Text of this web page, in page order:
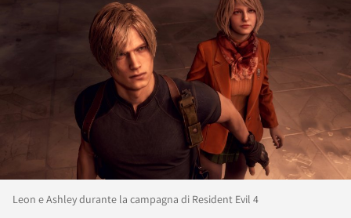
Leon e Ashley durante la campagna di Resident Evil 4